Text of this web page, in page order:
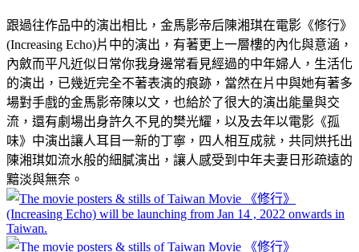
跟過往作品中的演出相比，金馬影帝后陳湘琪在電影《修行》
(Increasing Echo)片中的演出，有著更上一層樓的內化與意涵，
內斂而平凡近似日常你我身邊常看見經過的中年婦人，生活化
的演出，已幾近完全不著表演的痕跡，當然在片中與她有著多
場對手戲的金馬影帝陳以文，也給於了很大的演出能量與交
流，還有劇場出身許久不見的樊光耀，以及去年以電影《孤
味》中演出讓人耳目一新的丁寧，四人相互成就，共同烘托出
陳湘琪如流水般的細膩演出，讓人感受到中年夫妻日形疏遠的
黯淡與無奈。